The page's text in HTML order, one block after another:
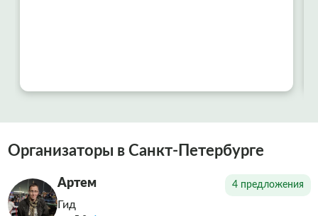
Организаторы в Санкт-Петербурге
Артем 4 предложения
Гид